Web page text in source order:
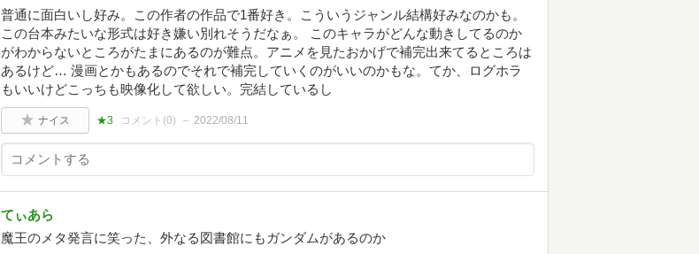
普通に面白いし好み。この作者の作品で1番好き。こういうジャンル結構好みなのかも。
この台本みたいな形式は好き嫌い別れそうだなぁ。 このキャラがどんな動きしてるのか
がわからないところがたまにあるのが難点。アニメを見たおかげで補完出来てるところは
あるけど… 漫画とかもあるのでそれで補完していくのがいいのかもな。てか、ログホラ
もいいけどこっちも映像化して欲しい。完結しているし
ナイス ★3 コメント(0) 2022/08/11
てぃあら
魔王のメタ発言に笑った、外なる図書館にもガンダムがあるのか